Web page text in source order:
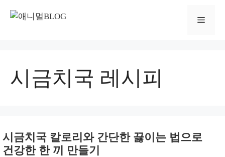
메
시금치국 레시피
시금치국 칼로리와 간단한 끓이는 법으로
건강한 한 끼 만들기